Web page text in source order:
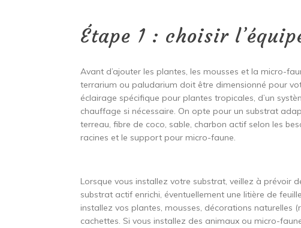
Étape 1 : choisir
Avant d’ajouter les plantes, les mousses et la micro-
terrarium ou paludarium doit être dimensionné pour
éclairage spécifique pour plantes tropicales, d’un
chauffage si nécessaire. On opte pour un substrat
terreau, fibre de coco, sable, charbon actif selon les
racines et le support pour micro-faune.
Lorsque vous installez votre substrat, veillez à prévoir
substrat actif enrichi, éventuellement une litière de
installez vos plantes, mousses, décorations naturelles
cachettes. Si vous installez des animaux ou micro-